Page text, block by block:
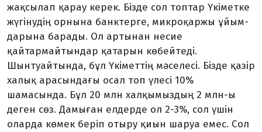
жақсылап қа­рау керек. Бізде сол топтар Үкіметке
жүгінудің орнына банктерге, микроқаржы ұйым­
дарына барады. Ол артынан несие
қайтармайтындар қатарын көбейтеді.
Шынтуайтында, бұл Үкіметтің мәселесі. Бізде қа­зір
халық арасындағы осал топ үлесі 10%
шамасында. Бұл 20 млн халқымыздың 2 млн-ы
деген сөз. Дамыған елдерде ол 2-3%, сол үшін
оларда көмек бе­ріп отыру қиын шаруа емес. Сол